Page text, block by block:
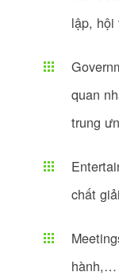
lập,
quan
trung
chất
hành,…